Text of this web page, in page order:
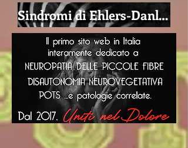
Sindromi di Ehlers-Danlos